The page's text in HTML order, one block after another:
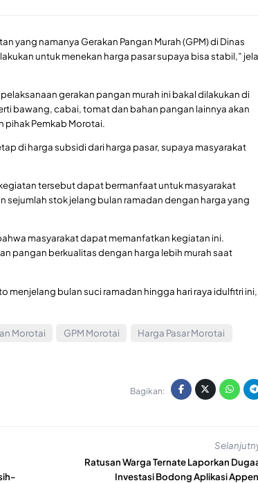
yang namanya Gerakan Pangan Murah (GPM) di Dinas
untuk menekan harga pasar supaya bisa stabil,”
gerakan pangan murah ini bakal dilakukan di
bawang, cabai, tomat dan bahan pangan lainnya akan
pihak Pemkab Morotai.
di harga subsidi dari harga pasar, supaya masyarakat
tersebut dapat bermanfaat untuk masyarakat
sejumlah stok jelang bulan ramadan dengan harga yang
masyarakat dapat memanfatkan kegiatan ini.
pangan berkualitas dengan harga lebih murah saat
menjelang bulan suci ramadan hingga hari raya idulfitri ini,
Morotai GPM Morotai
Harga Pasar Morotai
Bagikan:
Ratusan Warga Ternate Laporkan
Investasi Bodong Aplikasi